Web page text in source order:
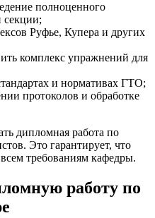
полноценного
секции;
Руфье, Купера и других
комплекс упражнений для
и нормативах ГТО;
протоколов и обработке
дипломная работа по
Это гарантирует, что
всем требованиям кафедры.
работу по